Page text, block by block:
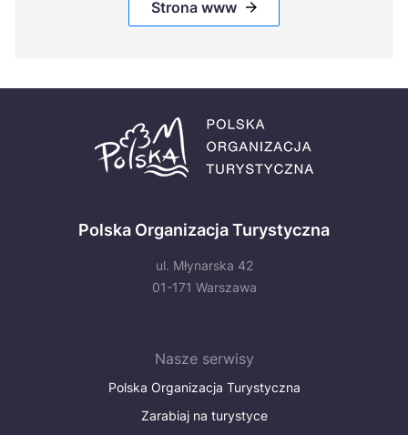
Strona www
Polska Organizacja Turystyczna
ul. Młynarska 42
01-171 Warszawa
Nasze serwisy
Polska Organizacja Turystyczna
Zarabiaj na turystyce